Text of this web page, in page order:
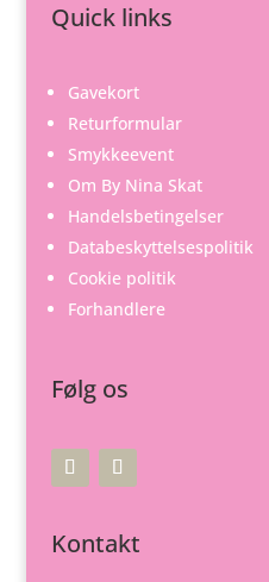
Quick links
Gavekort
Returformular
Smykkeevent
Om By Nina Skat
Handelsbetingelser
Databeskyttelsespolitik
Cookie politik
Forhandlere
Følg os
Kontakt